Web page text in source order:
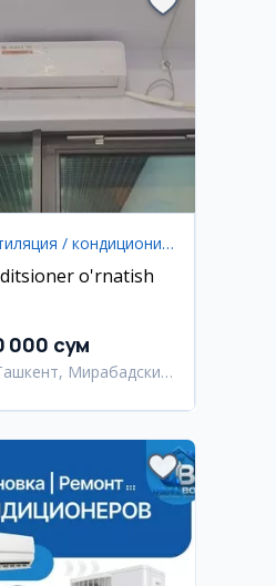
Вентиляция / кондиционирование
o'rnatish
000 сум
Мирабадский